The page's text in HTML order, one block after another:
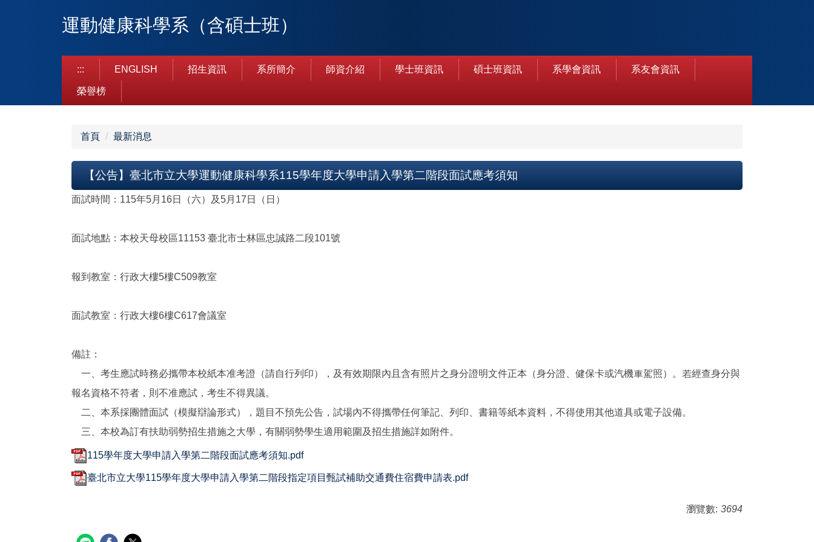
運動健康科學系（含碩士班）
::: ENGLISH 招生資訊 系所簡介 師資介紹 學士班資訊 碩士班資訊 系學會資訊 系友會資訊
榮譽榜
首頁 最新消息
【公告】臺北市立大學運動健康科學系115學年度大學申請入學第二階段面試應考須知
面試時間：115年5月16日（六）及5月17日（日）
面試地點：本校天母校區11153 臺北市士林區忠誠路二段101號
報到教室：行政大樓5樓C509教室
面試教室：行政大樓6樓C617會議室
備註：
一、考生應試時務必攜帶本校紙本准考證（請自行列印），及有效期限內且含有照片之身分證明文件正本（身分證、健保卡或汽機車駕照）。若經查身分與
報名資格不符者，則不准應試，考生不得異議。
二、本系採團體面試（模擬辯論形式），題目不預先公告，試場內不得攜帶任何筆記、列印、書籍等紙本資料，不得使用其他道具或電子設備。
三、本校為訂有扶助弱勢招生措施之大學，有關弱勢學生適用範圍及招生措施詳如附件。
115學年度大學申請入學第二階段面試應考須知.pdf
臺北市立大學115學年度大學申請入學第二階段指定項目甄試補助交通費住宿費申請表.pdf
瀏覽數: 3694